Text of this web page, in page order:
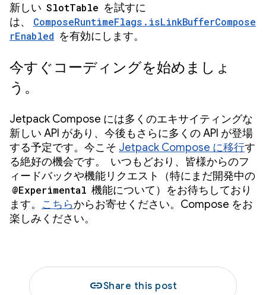
新しい SlotTable を試すに
は、
ComposeRuntimeFlags.isLinkBufferCompose
rEnabled を有効にします。
今すぐコーディングを始めましょ
う。
Jetpack Compose には多くのエキサイティングな
新しい API があり、今後もさらに多くの API が登場
する予定です。今こそ Jetpack Compose に移行す
る絶好の機会です。 いつもどおり、皆様からのフ
ィードバックや機能リクエスト（特にまだ開発中の
@Experimental 機能について）をお待ちしており
ます。 こちらからお寄せください。Compose をお
楽しみください。
linkShare this post